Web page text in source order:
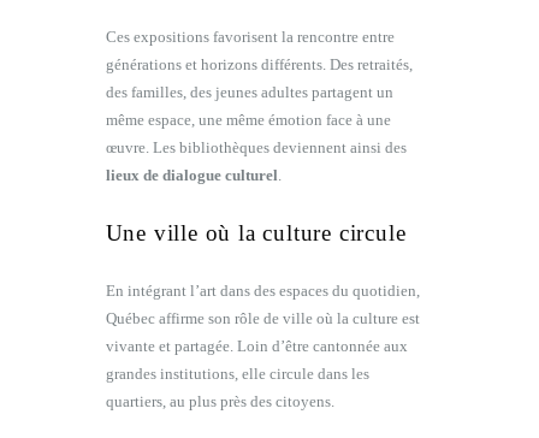
Ces expositions favorisent la rencontre entre
générations et horizons différents. Des retraités,
des familles, des jeunes adultes partagent un
même espace, une même émotion face à une
œuvre. Les bibliothèques deviennent ainsi des
lieux de dialogue culturel.
Une ville où la culture circule
En intégrant l’art dans des espaces du quotidien,
Québec affirme son rôle de ville où la culture est
vivante et partagée. Loin d’être cantonnée aux
grandes institutions, elle circule dans les
quartiers, au plus près des citoyens.